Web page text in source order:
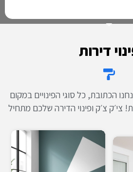
דירות
הכתובת, כל סוגי הפינויים במקום
צי׳ק צ׳ק ופינוי הדירה שלכם מתחיל